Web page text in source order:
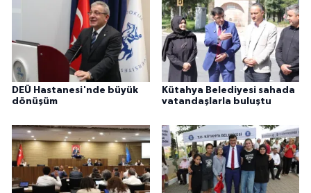
DEÜ Hastanesi'nde büyük
dönüşüm
Kütahya Belediyesi sahada
vatandaşlarla buluştu